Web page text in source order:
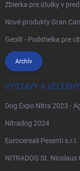
Zbierka pre útulky v
Nové produkty Gran
Geolit - Podstielka pre
Archív
VÝSTAVY A VELTRHY
Dog Expo Nitra 2023 -
Nitradog 2024
Eurocereali Pesenti s.r.l.
NITRADOG St. Nicolaus